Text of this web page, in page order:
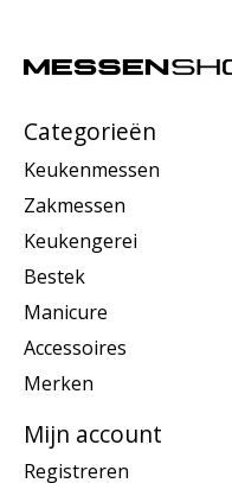
Categorieën
Keukenmessen
Zakmessen
Keukengerei
Bestek
Manicure
Accessoires
Merken
Mijn account
Registreren